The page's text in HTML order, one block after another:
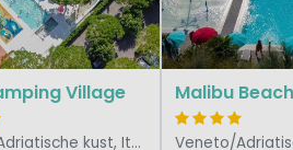
Village
Veneto/Adriatische kust, Italië
Malibu Beach